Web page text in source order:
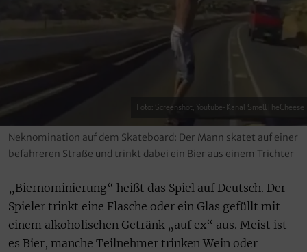
Foto: Screenshot, Youtube-Kanal SmellTheCheese
Neknomination auf dem Skateboard: Der Mann skatet auf einer
befahreren Straße und trinkt dabei ein Bier aus einem Trichter
„Biernominierung“ heißt das Spiel auf Deutsch. Der
Spieler trinkt eine Flasche oder ein Glas gefüllt mit
einem alkoholischen Getränk „auf ex“ aus. Meist ist
es Bier, manche Teilnehmer trinken Wein oder